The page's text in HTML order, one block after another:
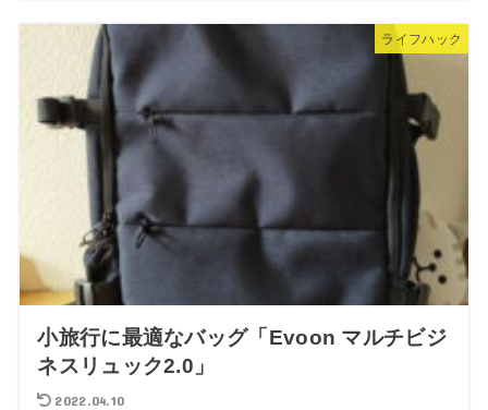
ライフハック
小旅行に最適なバッグ「Evoon マルチビジ
ネスリュック2.0」
2022.04.10